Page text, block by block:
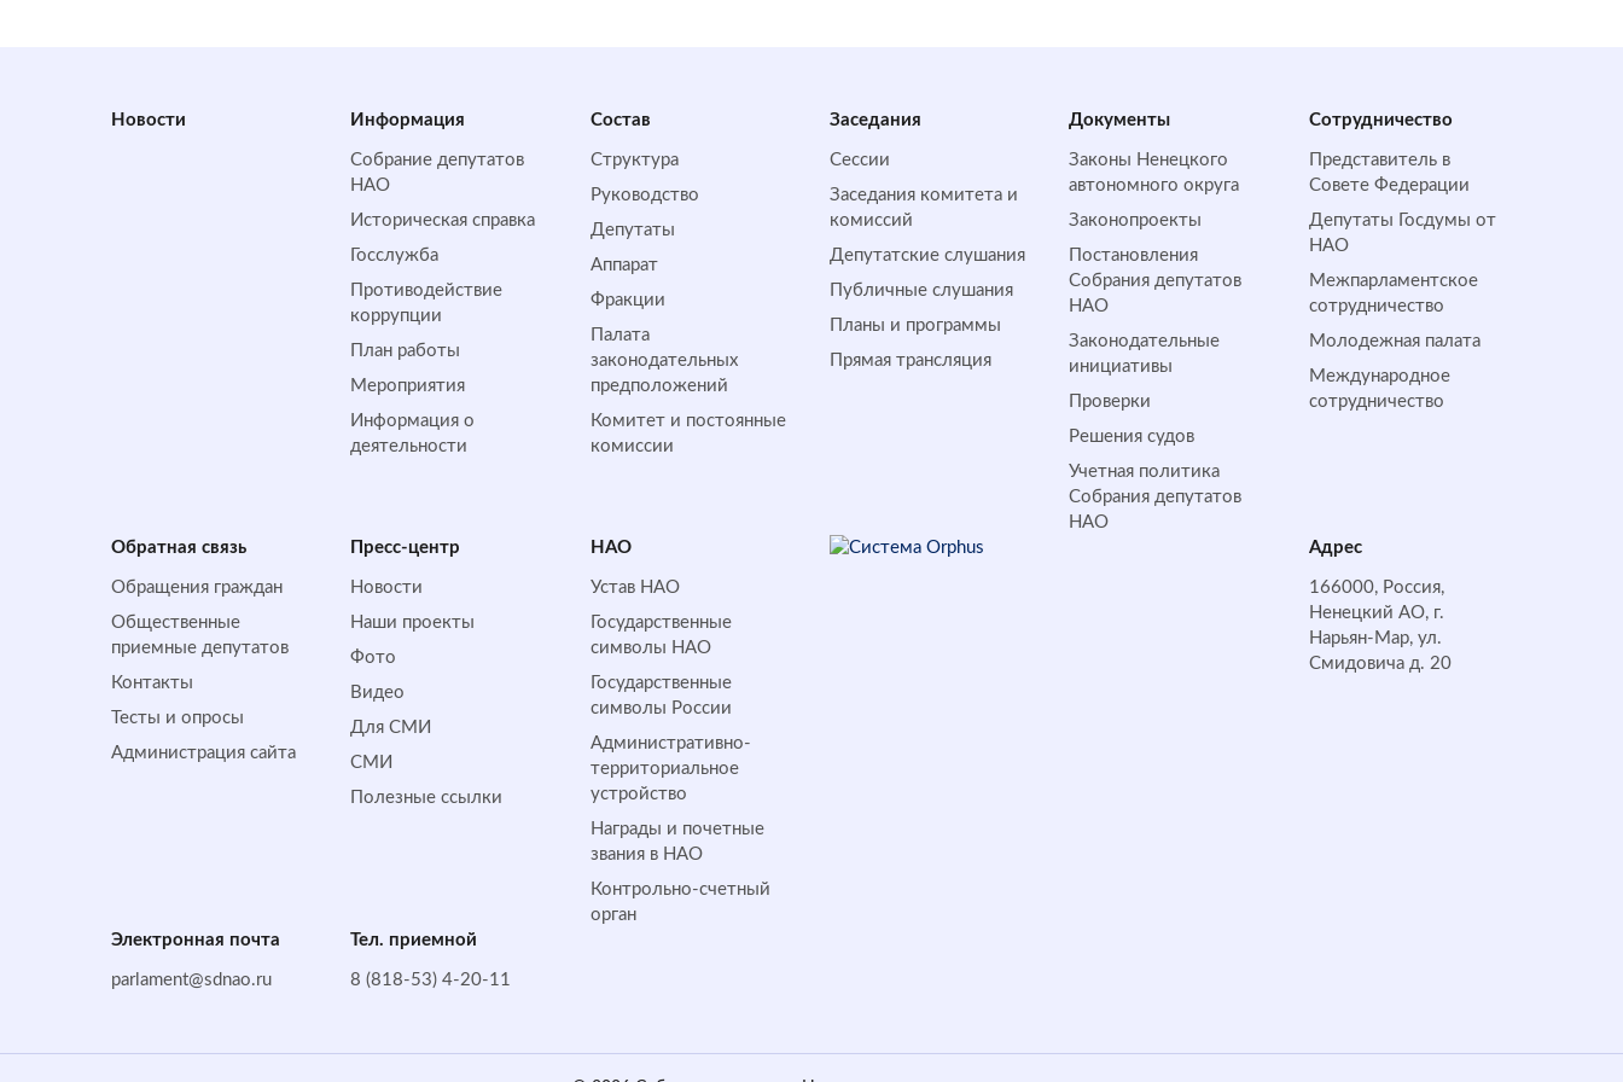
Новости Информация
Собрание депутатов
НАО
Историческая справка
Госслужба
Противодействие
коррупции
План работы
Мероприятия
Информация о
деятельности
Состав
Структура
Руководство
Депутаты
Аппарат
Фракции
Палата
законодательных
предположений
Комитет и постоянные
комиссии
Заседания
Сессии
Заседания комитета и
комиссий
Депутатские слушания
Публичные слушания
Планы и программы
Прямая трансляция
Документы
Законы Ненецкого
автономного округа
Законопроекты
Постановления
Собрания депутатов
НАО
Законодательные
инициативы
Проверки
Решения судов
Учетная политика
Собрания депутатов
НАО
Сотрудничество
Представитель в
Совете Федерации
Депутаты Госдумы от
НАО
Межпарламентское
сотрудничество
Молодежная палата
Международное
сотрудничество
Обратная cвязь
Обращения граждан
Общественные
приемные депутатов
Контакты
Тесты и опросы
Администрация сайта
Пресс-центр
Новости
Наши проекты
Фото
Видео
Для СМИ
СМИ
Полезные ссылки
НАО
Устав НАО
Государственные
символы НАО
Государственные
символы России
Административно-
территориальное
устройство
Награды и почетные
звания в НАО
Контрольно-счетный
орган
Адрес
166000, Россия,
Ненецкий АО, г.
Нарьян-Мар, ул.
Смидовича д. 20
Электронная почта
parlament@sdnao.ru
Тел. приемной
8 (818-53) 4-20-11